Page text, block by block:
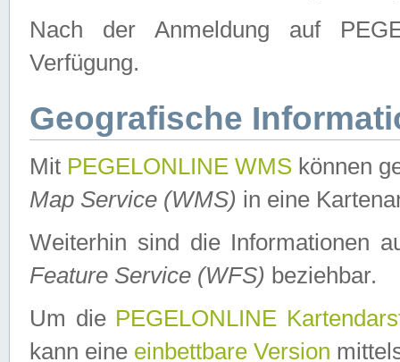
Nach der Anmeldung auf
Verfügung.
Geografische
Mit PEGELONLINE WMS können
Map Service (WMS) in eine
Weiterhin sind die Informationen
Feature Service (WFS) beziehbar.
Um die PEGELONLINE
kann eine einbettbare Version